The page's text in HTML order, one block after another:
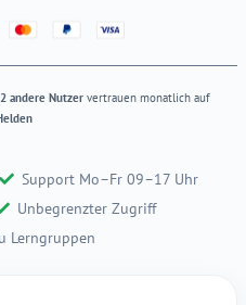
andere Nutzervertrauen monatlich auf
Support Mo–Fr 09–17 Uhr
Unbegrenzter Zugriff
Lerngruppen